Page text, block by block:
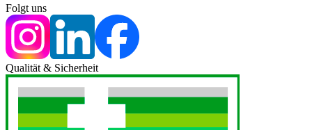
Folgt uns
Qualität & Sicherheit